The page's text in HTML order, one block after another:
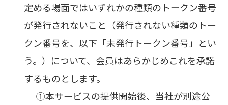
定める場面ではいずれかの種類のトークン番号
が発行されないこと（発行されない種類のトー
クン番号を、以下「未発行トークン番号」とい
う。）について、会員はあらかじめこれを承諾
するものとします。
①本サービスの提供開始後、当社が別途公